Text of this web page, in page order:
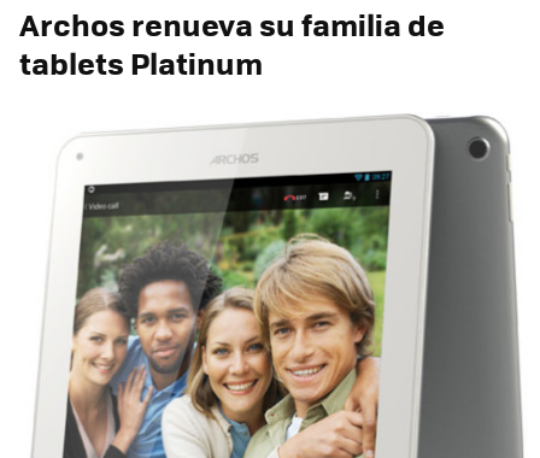
Archos renueva su familia de
tablets Platinum